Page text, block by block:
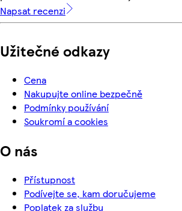
Napsat recenzi
Užitečné odkazy
Cena
Nakupujte online bezpečně
Podmínky používání
Soukromí a cookies
O nás
Přístupnost
Podívejte se, kam doručujeme
Poplatek za službu